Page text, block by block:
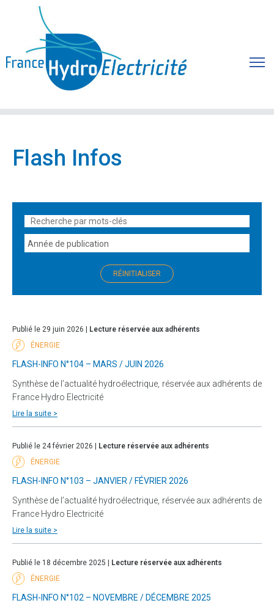
Flash Infos
Publié le 29 juin 2026 |
Lecture réservée aux adhérents
ÉNERGIE
FLASH-INFO N°104 – MARS / JUIN 2026
Synthèse de l’actualité hydroélectrique, réservée aux adhérents de
France Hydro Electricité
Lire la suite >
Publié le 24 février 2026 |
Lecture réservée aux adhérents
ÉNERGIE
FLASH-INFO N°103 – JANVIER / FÉVRIER 2026
Synthèse de l’actualité hydroélectrique, réservée aux adhérents de
France Hydro Electricité
Lire la suite >
Publié le 18 décembre 2025 |
Lecture réservée aux adhérents
ÉNERGIE
FLASH-INFO N°102 – NOVEMBRE / DÉCEMBRE 2025